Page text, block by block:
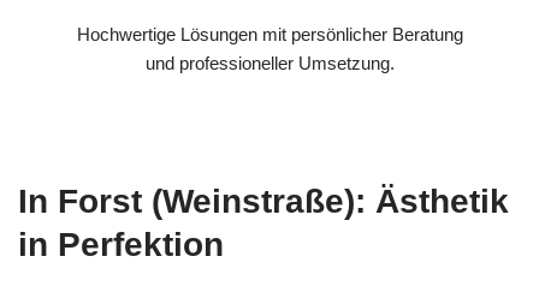
Hochwertige Lösungen mit persönlicher Beratung
und professioneller Umsetzung.
In Forst (Weinstraße): Ästhetik
in Perfektion